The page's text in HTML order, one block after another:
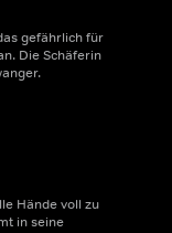
gefährlich für
Die Schäferin
Hände voll zu
in seine